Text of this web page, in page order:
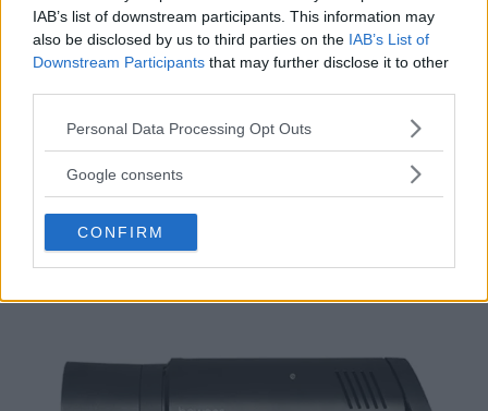
IAB’s list of downstream participants. This information may
also be disclosed by us to third parties on the IAB’s List of
Downstream Participants that may further disclose it to other
Please note that this website/app uses one or more Google
not limited to your visit or usage behaviour. You may click to
use your data for below specified purposes in below Google
consent section.
Personal Data Processing Opt Outs
Google consents
CONFIRM
höghastighetssynk nu
också till Panasonic
ANNONS